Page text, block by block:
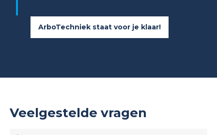
ArboTechniek staat voor je klaar!
Veelgestelde vragen